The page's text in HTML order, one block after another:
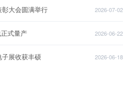
大会圆满举行 2026-07-02
式量产 2026-06-22
展收获丰硕 2026-06-18